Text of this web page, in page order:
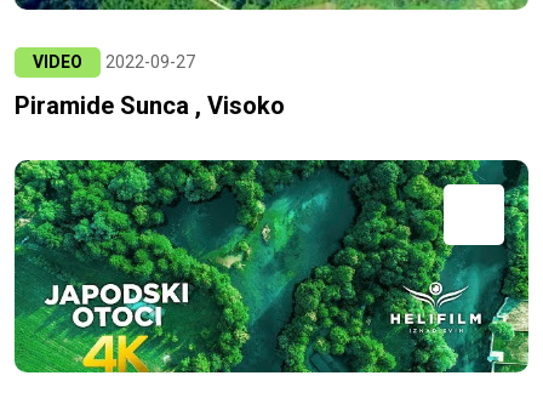
VIDEO 2022-09-27
Piramide Sunca , Visoko